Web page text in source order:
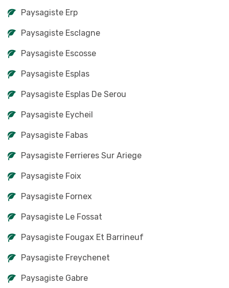
Paysagiste Erp
Paysagiste Esclagne
Paysagiste Escosse
Paysagiste Esplas
Paysagiste Esplas De Serou
Paysagiste Eycheil
Paysagiste Fabas
Paysagiste Ferrieres Sur Ariege
Paysagiste Foix
Paysagiste Fornex
Paysagiste Le Fossat
Paysagiste Fougax Et Barrineuf
Paysagiste Freychenet
Paysagiste Gabre